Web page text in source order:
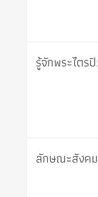
รู้จักพระไตร
ลักษณะสังค